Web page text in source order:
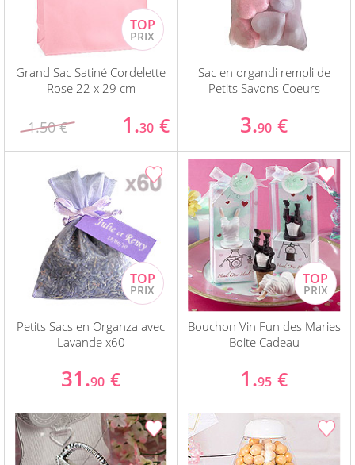
Grand Sac Satiné Cordelette
Rose 22 x 29 cm
1.50 € 1.30 €
Sac en organdi rempli de
Petits Savons Coeurs
3.90 €
Petits Sacs en Organza avec
Lavande x60
31.90 €
Bouchon Vin Fun des Maries
Boite Cadeau
1.95 €